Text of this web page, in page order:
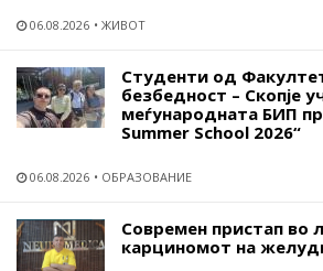
06.08.2026 ЖИВОТ
Студенти од
безбедност – Скопје
меѓународната БИП
Summer School 2026“
06.08.2026 ОБРАЗОВАНИЕ
Современ пристап во
карциномот на